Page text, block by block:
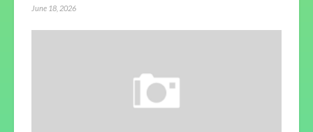
June 18, 2026